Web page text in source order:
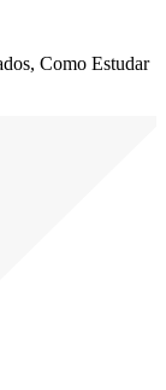
Como Estudar